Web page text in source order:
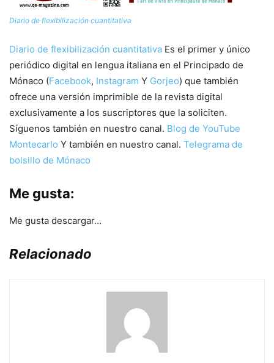
Diario de flexibilización cuantitativa
Diario de flexibilización cuantitativa Es el primer y único
periódico digital en lengua italiana en el Principado de
Mónaco (Facebook, Instagram Y Gorjeo) que también
ofrece una versión imprimible de la revista digital
exclusivamente a los suscriptores que la soliciten.
Síguenos también en nuestro canal. Blog de YouTube
Montecarlo Y también en nuestro canal. Telegrama de
bolsillo de Mónaco
Me gusta:
Me gusta descargar…
Relacionado